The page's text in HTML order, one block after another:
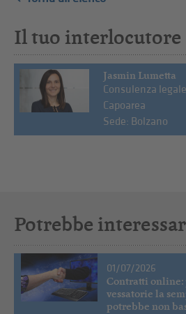
Il tuo interlocutore
Jasmin Lumetta
Consulenza legale
Capoarea
Sede: Bolzano
Potrebbe
01/07/2026
Contratti online:
vessatorie la
potrebbe non